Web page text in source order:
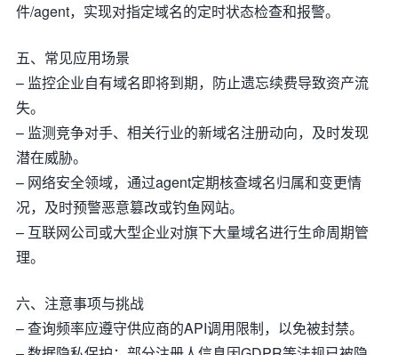
件/agent，实现对指定域名的定时状态检查和报警。
五、常见应用场景
– 监控企业自有域名即将到期，防止遗忘续费导致资产流
失。
– 监测竞争对手、相关行业的新域名注册动向，及时发现
潜在威胁。
– 网络安全领域，通过agent定期核查域名归属和变更情
况，及时预警恶意篡改或钓鱼网站。
– 互联网公司或大型企业对旗下大量域名进行生命周期管
理。
六、注意事项与挑战
– 查询频率应遵守供应商的API调用限制，以免被封禁。